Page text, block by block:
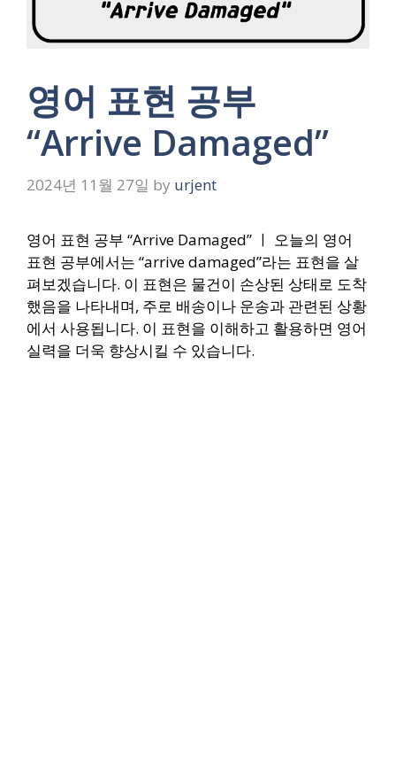
영어 표현 공부
“Arrive Damaged”
2024년 11월 27일 by urjent
영어 표현 공부 “Arrive Damaged” ㅣ 오늘의 영어
표현 공부에서는 “arrive damaged”라는 표현을 살
펴보겠습니다. 이 표현은 물건이 손상된 상태로 도착
했음을 나타내며, 주로 배송이나 운송과 관련된 상황
에서 사용됩니다. 이 표현을 이해하고 활용하면 영어
실력을 더욱 향상시킬 수 있습니다.